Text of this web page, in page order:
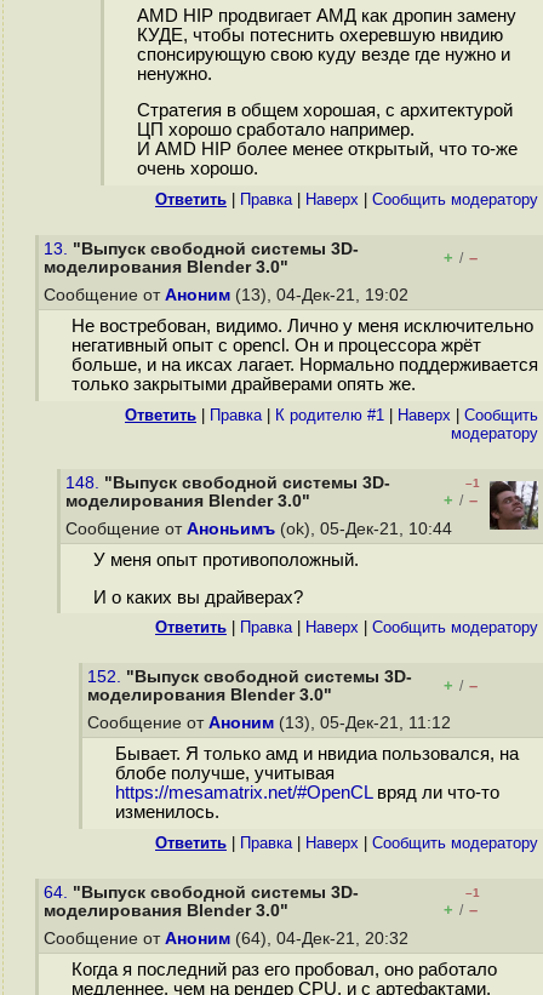
AMD HIP продвигает АМД как дропин замену
КУДЕ, чтобы потеснить охеревшую нвидию
спонсирующую свою куду везде где нужно и
ненужно.
Стратегия в общем хорошая, с архитектурой
ЦП хорошо сработало например.
И AMD HIP более менее открытый, что то-же
очень хорошо.
Ответить Правка| Наверх Cообщить модератору
13. "Выпуск свободной системы 3D-
моделирования Blender 3.0"
+ / –
Сообщение от Аноним (13), 04-Дек-21, 19:02
Не востребован, видимо. Лично у меня исключительно
негативный опыт с opencl. Он и процессора жрёт
больше, и на иксах лагает. Нормально поддерживается
только закрытыми драйверами опять же.
Ответить Правка| К родителю #1 Наверх
Cообщить
модератору
148. "Выпуск свободной системы 3D-
моделирования Blender 3.0"
–1
+ / –
Сообщение от Аноньимъ (ok), 05-Дек-21, 10:44
У меня опыт противоположный.
И о каких вы драйверах?
Ответить Правка| Наверх Cообщить модератору
152. "Выпуск свободной системы 3D-
моделирования Blender 3.0"
+ / –
Сообщение от Аноним (13), 05-Дек-21, 11:12
Бывает. Я только амд и нвидиа пользовался, на
блобе получше, учитывая
https://mesamatrix.net/#OpenCLвряд ли что-то
изменилось.
Ответить Правка| Наверх Cообщить модератору
64. "Выпуск свободной системы 3D-
моделирования Blender 3.0"
–1
+ / –
Сообщение от Аноним (64), 04-Дек-21, 20:32
Когда я последний раз его пробовал, оно работало
медленнее, чем на рендер CPU, и с артефактами.